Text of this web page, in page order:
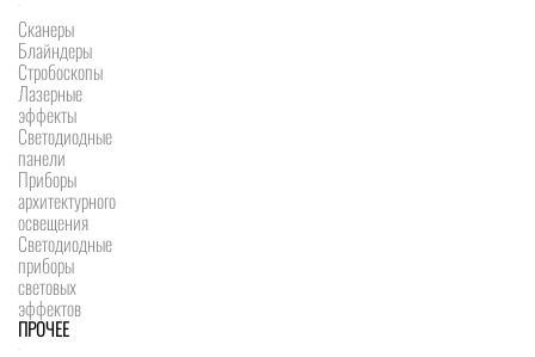
Сканеры
Блайндеры
Стробоскопы
Лазерные
эффекты
Светодиодные
панели
Приборы
архитектурного
освещения
Светодиодные
приборы
световых
эффектов
ПРОЧЕЕ